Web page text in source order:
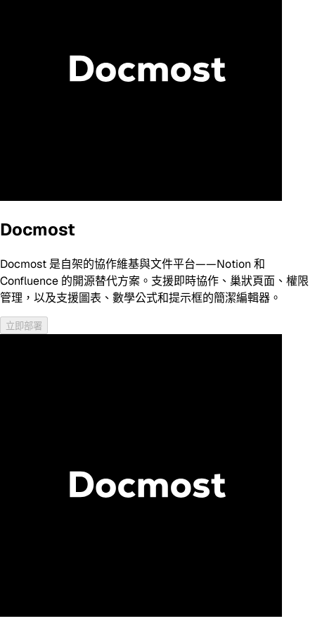
Docmost
Docmost 是自架的協作維基與文件平台——Notion 和
Confluence 的開源替代方案。支援即時協作、巢狀頁面、權限
管理，以及支援圖表、數學公式和提示框的簡潔編輯器。
立即部署